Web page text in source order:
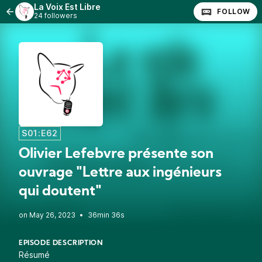
La Voix Est Libre
24 followers FOLLOW
S01:E62
Olivier Lefebvre présente son
ouvrage "Lettre aux ingénieurs
qui doutent"
• 36min 36s
EPISODE DESCRIPTION
Résumé